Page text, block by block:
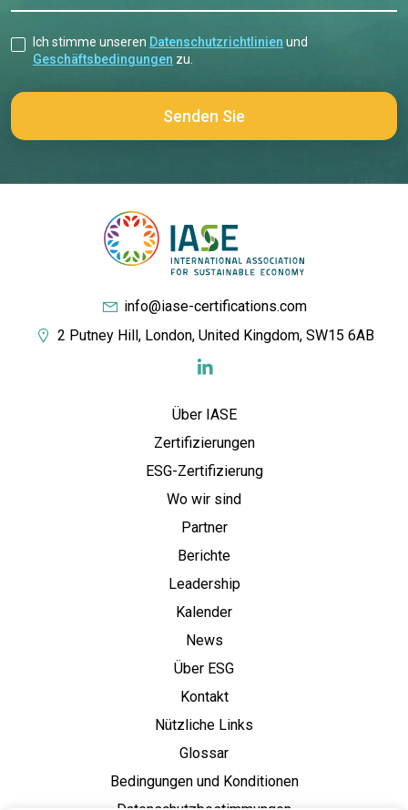
Ich stimme unseren Datenschutzrichtlinien und
Geschäftsbedingungen zu.
info@iase-certifications.com
2 Putney Hill, London, United Kingdom, SW15 6AB
Über IASE
Zertifizierungen
ESG-Zertifizierung
Wo wir sind
Partner
Berichte
Leadership
Kalender
News
Über ESG
Kontakt
Nützliche Links
Glossar
Bedingungen und Konditionen